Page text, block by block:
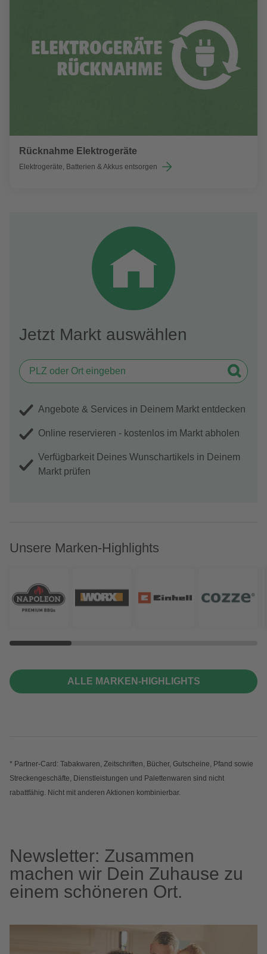
Rücknahme Elektrogeräte
Elektrogeräte, Batterien & Akkus entsorgen
Jetzt Markt auswählen
Angebote & Services in Deinem Markt entdecken
Online reservieren - kostenlos im Markt abholen
Verfügbarkeit Deines Wunschartikels in Deinem
Markt prüfen
Unsere Marken-Highlights
ALLE MARKEN-HIGHLIGHTS
* Partner-Card: Tabakwaren, Zeitschriften, Bücher, Gutscheine, Pfand sowie
Streckengeschäfte, Dienstleistungen und Palettenwaren sind nicht
rabattfähig. Nicht mit anderen Aktionen kombinierbar.
Newsletter: Zusammen
machen wir Dein Zuhause zu
einem schöneren Ort.